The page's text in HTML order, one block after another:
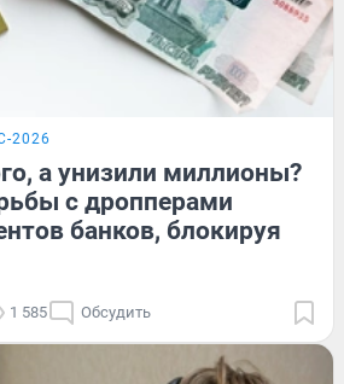
2026
а унизили миллионы?
с дропперами
банков, блокируя
1 585 Обсудить